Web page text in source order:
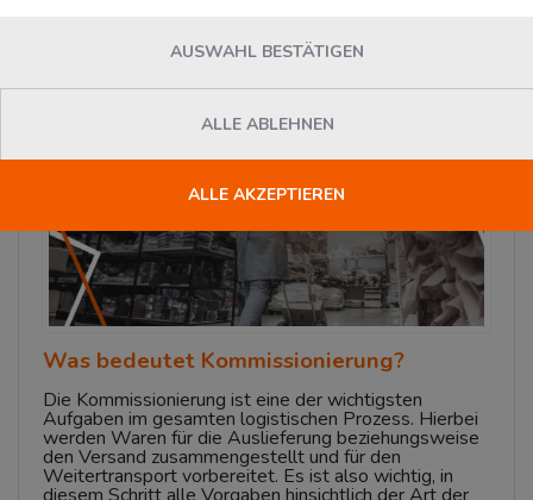
Was bedeutet Kommissionierung?
Die Kommissionierung ist eine der wichtigsten
Aufgaben im gesamten logistischen Prozess. Hierbei
werden Waren für die Auslieferung beziehungsweise
den Versand zusammengestellt und für den
Weitertransport vorbereitet. Es ist also wichtig, in
AUSWAHL BESTÄTIGEN
ALLE ABLEHNEN
ALLE AKZEPTIEREN